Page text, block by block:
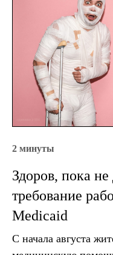
2 минуты
Здоров, пока не
требование
Medicaid
С начала августа